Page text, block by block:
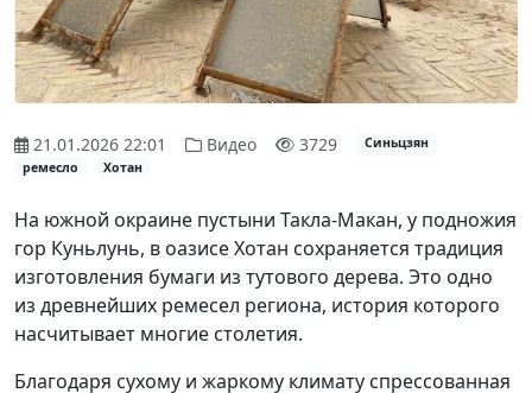
21.01.2026 22:01 Видео 3729
Синьцзян
ремесло
Хотан
На южной окраине пустыни Такла-Макан, у подножия
гор Куньлунь, в оазисе Хотан сохраняется традиция
изготовления бумаги из тутового дерева. Это одно
из древнейших ремесел региона, история которого
насчитывает многие столетия.
Благодаря сухому и жаркому климату спрессованная